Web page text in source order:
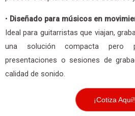
• Diseñado para músicos en
Ideal para guitarristas que viajan,
una solución compacta pero
presentaciones o sesiones de
calidad de sonido.
¡Cotiza Aquí!